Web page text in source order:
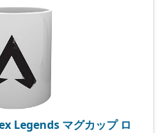
Legends マグカップ ロ